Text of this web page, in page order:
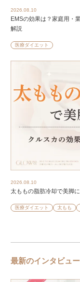
2026.08.10
EMSの効果は？家庭用・
解説
医療ダイエット
2026.08.10
太ももの脂肪冷却で美脚
医療ダイエット 太もも
最新のインタビュー